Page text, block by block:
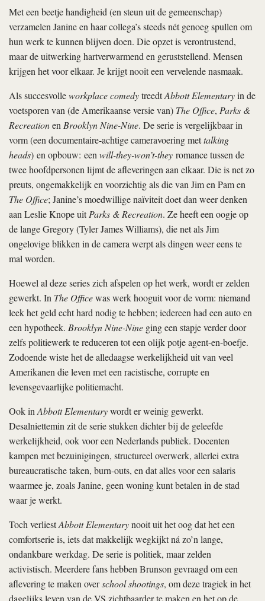
Met een beetje handigheid (en steun uit de gemeenschap)
verzamelen Janine en haar collega’s steeds nét genoeg spullen om
hun werk te kunnen blijven doen. Die opzet is verontrustend,
maar de uitwerking hartverwarmend en geruststellend. Mensen
krijgen het voor elkaar. Je krijgt nooit een vervelende nasmaak.
Als succesvolleworkplace comedytreedtAbbott Elementaryin de
voetsporen van (de Amerikaanse versie van) The Office, Parks &
Recreationen Brooklyn Nine-Nine. De serie is vergelijkbaar in
vorm (een documentaire-achtige cameravoering mettalking
heads) en opbouw: een will-they-won’t-they romance tussen de
twee hoofdpersonen lijmt de afleveringen aan elkaar. Die is net zo
preuts, ongemakkelijk en voorzichtig als die van Jim en Pam en
The Office; Janine’s moedwillige naïviteit doet dan weer denken
aan Leslie Knope uitParks & Recreation. Ze heeft een oogje op
de lange Gregory (Tyler James Williams), die net als Jim
ongelovige blikken in de camera werpt als dingen weer eens te
mal worden.
Hoewel al deze series zich afspelen op het werk, wordt er zelden
gewerkt. In The Officewas werk hooguit voor de vorm: niemand
leek het geld echt hard nodig te hebben; iedereen had een auto en
een hypotheek. Brooklyn Nine-Nine ging een stapje verder door
zelfs politiewerk te reduceren tot een olijk potje agent-en-boefje.
Zodoende wiste het de alledaagse werkelijkheid uit van veel
Amerikanen die leven met een racistische, corrupte en
levensgevaarlijke politiemacht.
Ook in Abbott Elementarywordt er weinig gewerkt.
Desalniettemin zit de serie stukken dichter bij de geleefde
werkelijkheid, ook voor een Nederlands publiek. Docenten
kampen met bezuinigingen, structureel overwerk, allerlei extra
bureaucratische taken, burn-outs, en dat alles voor een salaris
waarmee je, zoals Janine, geen woning kunt betalen in de stad
waar je werkt.
Toch verliestAbbott Elementarynooit uit het oog dat het een
comfortserie is, iets dat makkelijk wegkijkt ná zo’n lange,
ondankbare werkdag. De serie is politiek, maar zelden
activistisch. Meerdere fans hebben Brunson gevraagd om een
aflevering te maken overschool shootings, om deze tragiek in het
dagelijks leven van de VS zichtbaarder te maken en het op de